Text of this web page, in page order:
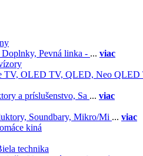
Pevná linka - ... viac
TV, OLED TV, QLED, Neo QLED
a príslušenstvo, Sa ... viac
Soundbary, Mikro/Mi ... viac
kiná
technika